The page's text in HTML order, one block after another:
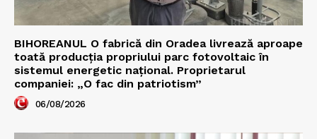
BIHOREANUL O fabrică din Oradea livrează aproape
toată producția propriului parc fotovoltaic în
sistemul energetic național. Proprietarul
companiei: „O fac din patriotism”
06/08/2026